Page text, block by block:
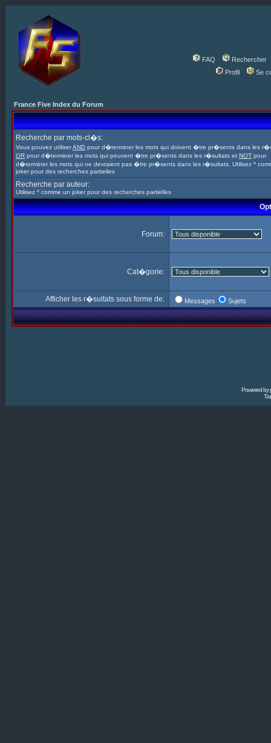
FAQ
Rechercher
Profil
Se
France Five Index du Forum
Recherche par mots-cl�s:
Vous pouvez utiliserAND pour d�terminer les mots qui doivent �tre pr�sents dans les
OR pour d�terminer les mots qui peuvent �tre pr�sents dans les r�sultats et NOT pour
d�terminer les mots qui ne devraient pas �tre pr�sents dans les r�sultats. Utilisez *
joker pour des recherches partielles
Recherche par auteur:
Utilisez * comme un joker pour des recherches partielles
Forum:
Cat�gorie:
Afficher les r�sultats sous forme de: Messages Sujets
Powered by